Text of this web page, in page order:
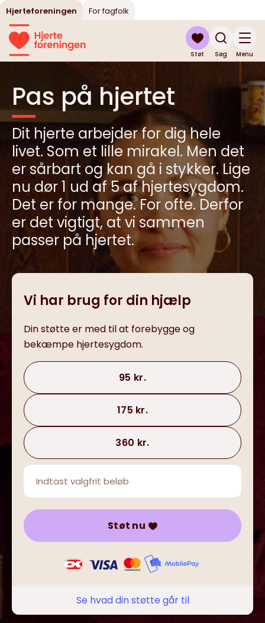
Hjerteforeningen For fagfolk
Søg
Støt Menu
Pas på hjertet
Dit hjerte arbejder for dig hele
livet. Som et lille mirakel. Men det
er sårbart og kan gå i stykker. Lige
nu dør 1 ud af 5 af hjertesygdom.
Det er for mange. For ofte. Derfor
er det vigtigt, at vi sammen
passer på hjertet.
Vi har brug for din hjælp
Din støtte er med til at forebygge og
bekæmpe hjertesygdom.
95 kr.
175 kr.
360 kr.
Støt nu
Se hvad din støtte går til